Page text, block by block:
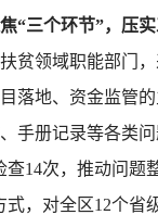
“三个环节”，压实
贫领域职能部门
落地、资金监管
手册记录等各类
查14次，推动问题
式，对全区12个省